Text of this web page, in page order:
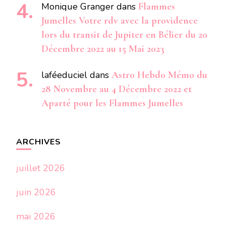
Monique Granger dans Flammes
Jumelles Votre rdv avec la providence
lors du transit de Jupiter en Bélier du 20
Décembre 2022 au 15 Mai 2023
laféeduciel dans Astro Hebdo Mémo du
28 Novembre au 4 Décembre 2022 et
Aparté pour les Flammes Jumelles
ARCHIVES
juillet 2026
juin 2026
mai 2026